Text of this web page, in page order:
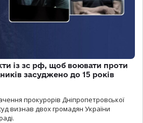
із зс рф, щоб воювати проти
засуджено до 15 років
прокурорів Дніпропетровської
визнав двох громадян України